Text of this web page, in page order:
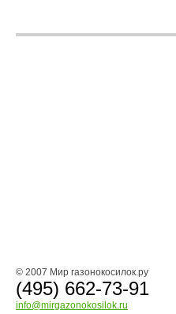
© 2007 Мир газонокосилок.ру
(495) 662-73-91
info@mirgazonokosilok.ru